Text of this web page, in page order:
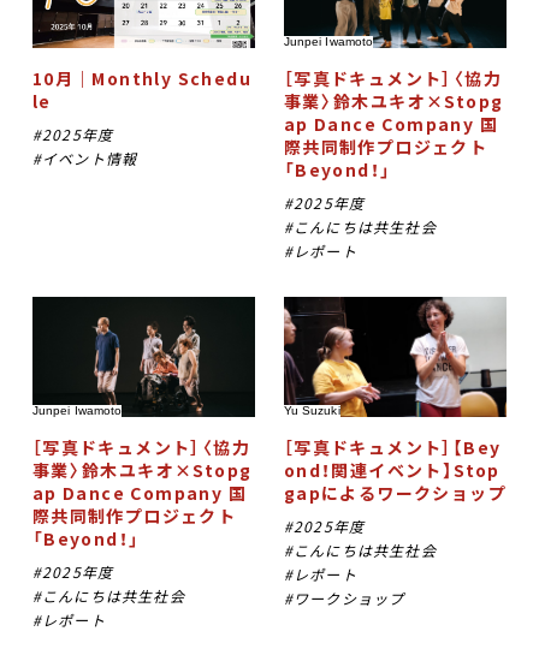
10月｜Monthly Schedu
le
2025年度
イベント情報
Junpei Iwamoto
［写真ドキュメント］〈協力
事業〉鈴木ユキオ×Stopg
ap Dance Company 国
際共同制作プロジェクト
「Beyond！」
2025年度
こんにちは共生社会
レポート
Junpei Iwamoto
［写真ドキュメント］〈協力
事業〉鈴木ユキオ×Stopg
ap Dance Company 国
際共同制作プロジェクト
「Beyond！」
2025年度
こんにちは共生社会
レポート
Yu Suzuki
［写真ドキュメント］【Bey
ond！関連イベント】Stop
gapによるワークショップ
2025年度
こんにちは共生社会
レポート
ワークショップ